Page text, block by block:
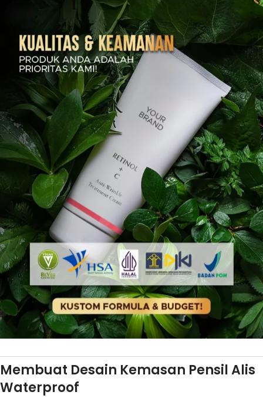
Membuat Desain Kemasan Pensil Alis
Waterproof